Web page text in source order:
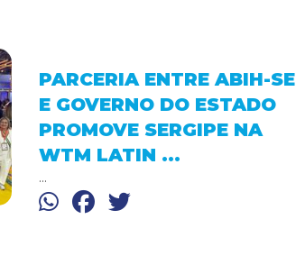
PARCERIA ENTRE ABIH-SE
E GOVERNO DO ESTADO
PROMOVE SERGIPE NA
WTM LATIN ...
...